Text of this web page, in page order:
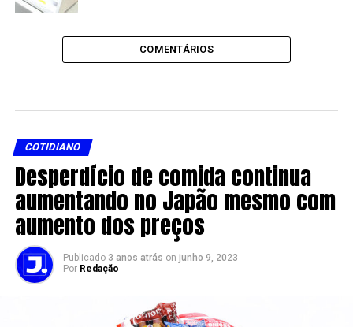
COMENTÁRIOS
COTIDIANO
Desperdício de comida continua
aumentando no Japão mesmo com
aumento dos preços
Publicado 3 anos atrás on junho 9, 2023
Por Redação